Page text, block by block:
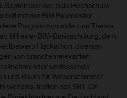
September der Jade Hochschule
mit der BIM Baumeister
Programmpunkte zum Thema
Mit einer BIM-Basisschulung, dem
Hackathon, diversen
von branchenrelevanten
umfassende
und Raum für Wissenstransfer
weiteres Treffen des SBT-CP